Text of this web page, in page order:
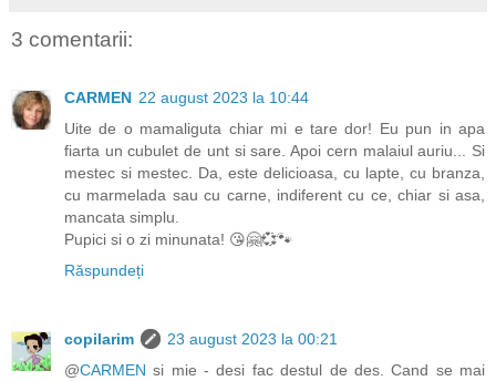
3 comentarii:
CARMEN 22 august 2023 la 10:44
Uite de o mamaliguta chiar mi e tare dor! Eu pun in apa
fiarta un cubulet de unt si sare. Apoi cern malaiul auriu... Si
mestec si mestec. Da, este delicioasa, cu lapte, cu branza,
cu marmelada sau cu carne, indiferent cu ce, chiar si asa,
mancata simplu.
Pupici si o zi minunata! 😘🤗💞🐾
Răspundeți
copilarim
23 august 2023 la 00:21
@CARMEN si mie - desi fac destul de des. Cand se mai